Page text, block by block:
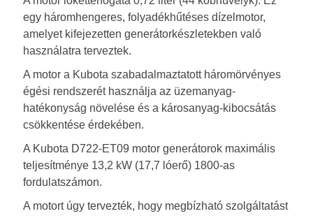
egy háromhengeres, folyadékhűtéses dízelmotor,
amelyet kifejezetten generátorkészletekben való
használatra terveztek.
A motor a Kubota szabadalmaztatott háromörvényes
égési rendszerét használja az üzemanyag-
hatékonyság növelése és a károsanyag-kibocsátás
csökkentése érdekében.
A Kubota D722-ET09 motor generátorok maximális
teljesítménye 13,2 kW (17,7 lóerő) 1800-as
fordulatszámon.
A motort úgy tervezték, hogy megbízható szolgáltatást